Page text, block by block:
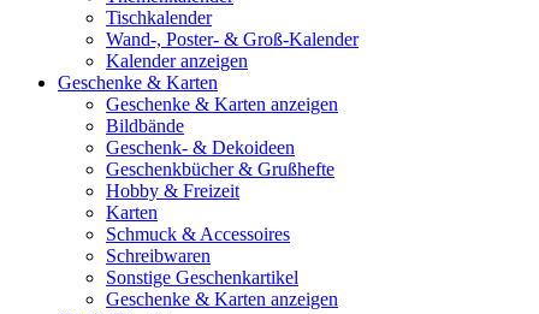
Tischkalender
Wand-, Poster- & Groß-Kalender
Kalender anzeigen
Geschenke & Karten
Geschenke & Karten anzeigen
Bildbände
Geschenk- & Dekoideen
Geschenkbücher & Grußhefte
Hobby & Freizeit
Karten
Schmuck & Accessoires
Schreibwaren
Sonstige Geschenkartikel
Geschenke & Karten anzeigen